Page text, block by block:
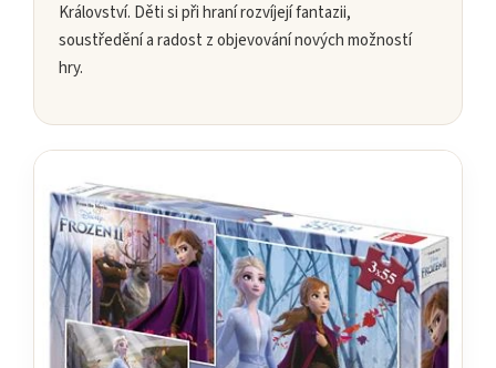
Království. Děti si při hraní rozvíjejí fantazii,
soustředění a radost z objevování nových možností
hry.